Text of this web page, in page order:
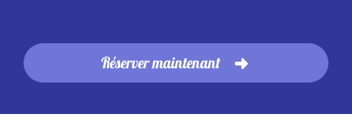
Réserver maintenant